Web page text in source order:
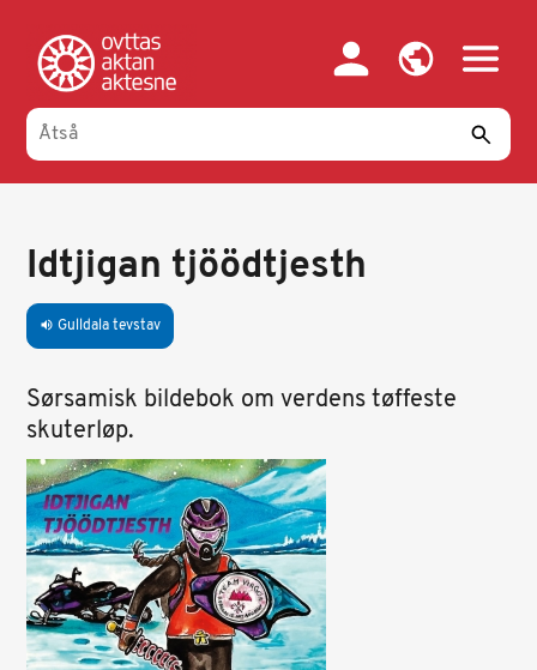
oajvve-
sisadnuj
Idtjigan tjöödtjesth
volume_up Gulldala tevstav
Sørsamisk bildebok om verdens tøffeste
skuterløp.